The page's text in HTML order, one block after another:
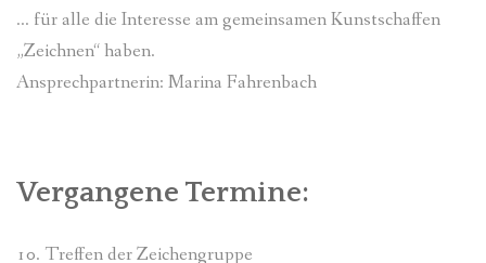
FÜR MITGLIEDER
PARTNER
… für alle die Interesse am gemeinsamen Kunstschaffen
„Zeichnen“ haben.
Ansprechpartnerin: Marina Fahrenbach
Vergangene Termine:
10. Treffen der Zeichengruppe